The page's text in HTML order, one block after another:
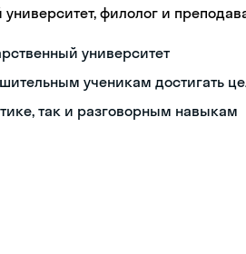
филолог и
университет
ученикам достигать
так и разговорным навыкам